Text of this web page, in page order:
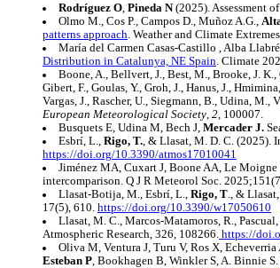
Rodríguez O, Pineda N(2025). Assessment
Olmo M., Cos P., Campos D., Muñoz A.G.,
patterns approach. Weather and Climate
María del Carmen Casas-Castillo , Alba
Distribution in Catalunya, NE Spain. Climate
Boone, A., Bellvert, J., Best, M., Brooke, J.
Gibert, F., Goulas, Y., Groh, J., Hanus, J.,
Vargas, J., Rascher, U., Siegmann, B., Udina,
European Meteorological Society, 2, 100007.
Busquets E, Udina M, Bech J, Mercader J.
Esbrí, L., Rigo, T., & Llasat, M. D. C. (2025).
https://doi.org/10.3390/atmos17010041
Jiménez MA, Cuxart J, Boone AA, Le Moigne
intercomparison. Q J R Meteorol Soc.
Llasat-Botija, M., Esbrí, L., Rigo, T., &
17(5), 610. https://doi.org/10.3390/w17050610
Llasat, M. C., Marcos-Matamoros, R., Pascual,
Atmospheric Research, 326, 108266. https://
Oliva M, Ventura J, Turu V, Ros X,
Esteban P, Bookhagen B, Winkler S, A. Binnie